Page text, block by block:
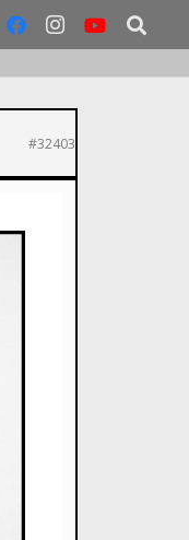
#32403